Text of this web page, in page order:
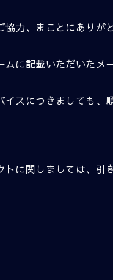
力、まことにありが
に記載いただいたメ
スにつきましても、
トに関しましては、引